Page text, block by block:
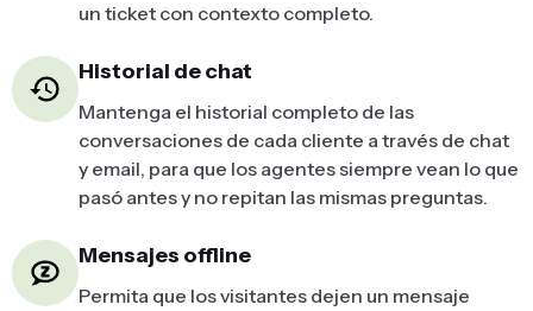
un ticket con contexto completo.
Historial de chat
Mantenga el historial completo de las
conversaciones de cada cliente a través de chat
y email, para que los agentes siempre vean lo que
pasó antes y no repitan las mismas preguntas.
Mensajes offline
Permita que los visitantes dejen un mensaje